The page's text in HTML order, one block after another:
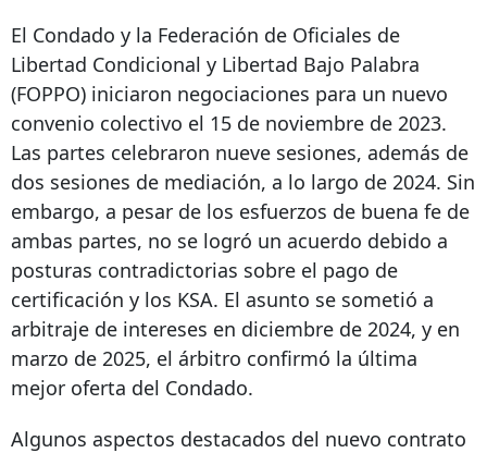
El Condado y la Federación de Oficiales de
Libertad Condicional y Libertad Bajo Palabra
(FOPPO) iniciaron negociaciones para un nuevo
convenio colectivo el 15 de noviembre de 2023.
Las partes celebraron nueve sesiones, además de
dos sesiones de mediación, a lo largo de 2024. Sin
embargo, a pesar de los esfuerzos de buena fe de
ambas partes, no se logró un acuerdo debido a
posturas contradictorias sobre el pago de
certificación y los KSA. El asunto se sometió a
arbitraje de intereses en diciembre de 2024, y en
marzo de 2025, el árbitro confirmó la última
mejor oferta del Condado.
Algunos aspectos destacados del nuevo contrato